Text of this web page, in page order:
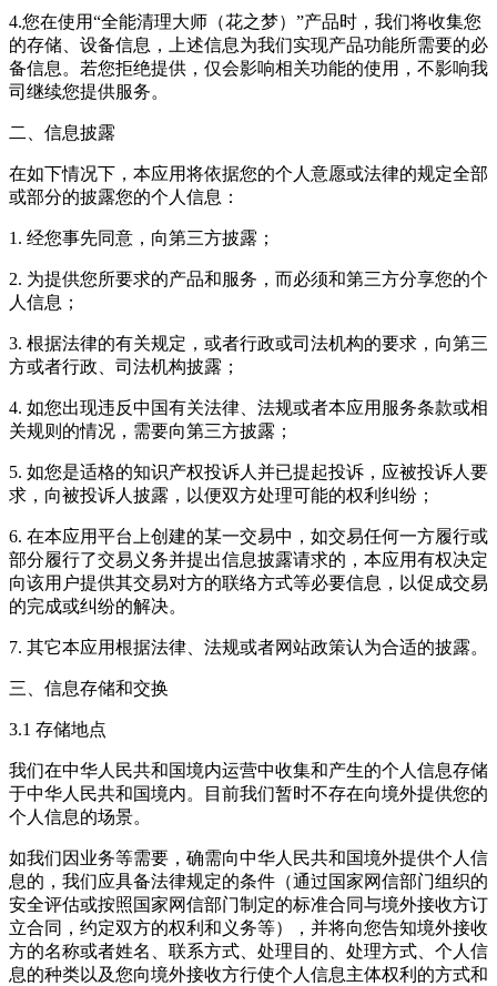
4.您在使用“全能清理大师（花之梦）”产品时，我们将收集您
的存储、设备信息，上述信息为我们实现产品功能所需要的必
备信息。若您拒绝提供，仅会影响相关功能的使用，不影响我
司继续您提供服务。
二、信息披露
在如下情况下，本应用将依据您的个人意愿或法律的规定全部
或部分的披露您的个人信息：
1. 经您事先同意，向第三方披露；
2. 为提供您所要求的产品和服务，而必须和第三方分享您的个
人信息；
3. 根据法律的有关规定，或者行政或司法机构的要求，向第三
方或者行政、司法机构披露；
4. 如您出现违反中国有关法律、法规或者本应用服务条款或相
关规则的情况，需要向第三方披露；
5. 如您是适格的知识产权投诉人并已提起投诉，应被投诉人要
求，向被投诉人披露，以便双方处理可能的权利纠纷；
6. 在本应用平台上创建的某一交易中，如交易任何一方履行或
部分履行了交易义务并提出信息披露请求的，本应用有权决定
向该用户提供其交易对方的联络方式等必要信息，以促成交易
的完成或纠纷的解决。
7. 其它本应用根据法律、法规或者网站政策认为合适的披露。
三、信息存储和交换
3.1 存储地点
我们在中华人民共和国境内运营中收集和产生的个人信息存储
于中华人民共和国境内。目前我们暂时不存在向境外提供您的
个人信息的场景。
如我们因业务等需要，确需向中华人民共和国境外提供个人信
息的，我们应具备法律规定的条件（通过国家网信部门组织的
安全评估或按照国家网信部门制定的标准合同与境外接收方订
立合同，约定双方的权利和义务等），并将向您告知境外接收
方的名称或者姓名、联系方式、处理目的、处理方式、个人信
息的种类以及您向境外接收方行使个人信息主体权利的方式和